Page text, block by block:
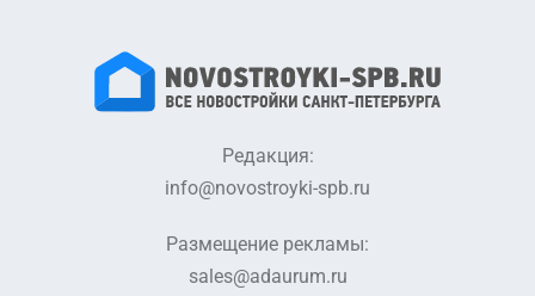
Редакция:
info@novostroyki-spb.ru
Размещение рекламы:
sales@adaurum.ru